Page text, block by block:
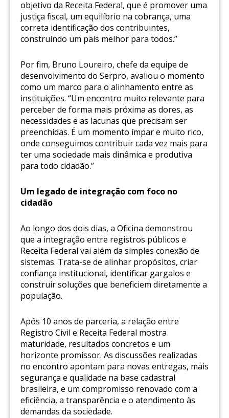
objetivo da Receita Federal, que é promover uma
justiça fiscal, um equilíbrio na cobrança, uma
correta identificação dos contribuintes,
construindo um país melhor para todos.”
Por fim, Bruno Loureiro, chefe da equipe de
desenvolvimento do Serpro, avaliou o momento
como um marco para o alinhamento entre as
instituições. “Um encontro muito relevante para
perceber de forma mais próxima as dores, as
necessidades e as lacunas que precisam ser
preenchidas. É um momento ímpar e muito rico,
onde conseguimos contribuir cada vez mais para
ter uma sociedade mais dinâmica e produtiva
para todo cidadão.”
Um legado de integração com foco no
cidadão
Ao longo dos dois dias, a Oficina demonstrou
que a integração entre registros públicos e
Receita Federal vai além da simples conexão de
sistemas. Trata-se de alinhar propósitos, criar
confiança institucional, identificar gargalos e
construir soluções que beneficiem diretamente a
população.
Após 10 anos de parceria, a relação entre
Registro Civil e Receita Federal mostra
maturidade, resultados concretos e um
horizonte promissor. As discussões realizadas
no encontro apontam para novas entregas, mais
segurança e qualidade na base cadastral
brasileira, e um compromisso renovado com a
eficiência, a transparência e o atendimento às
demandas da sociedade.